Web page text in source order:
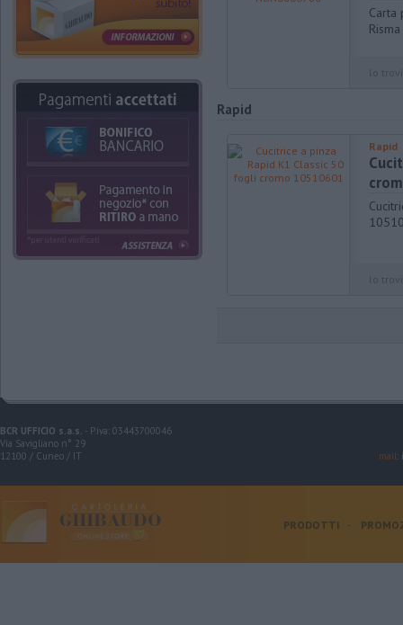
Carta
Rapid
Rapid
BCR UFFICIO s.a.s. - P.iva: 03443700046
Via Savigliano n° 29
12100 / Cuneo / IT
mail:
PRODOTTI -